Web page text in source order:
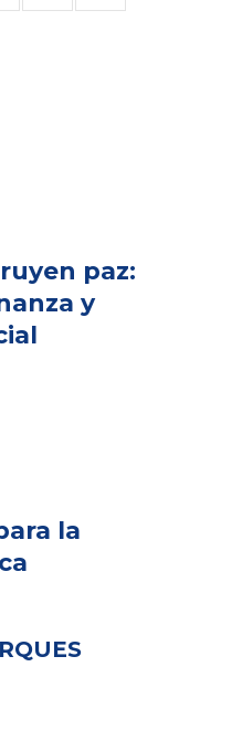
paz:
y
la